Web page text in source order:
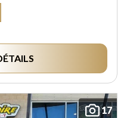
17